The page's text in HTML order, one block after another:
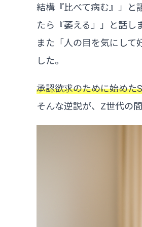
結構『比べて病む』」と
たら『萎える』」と話し
また「人の目を気にして
した。
承認欲求のために始めた
そんな逆説が、Z世代の